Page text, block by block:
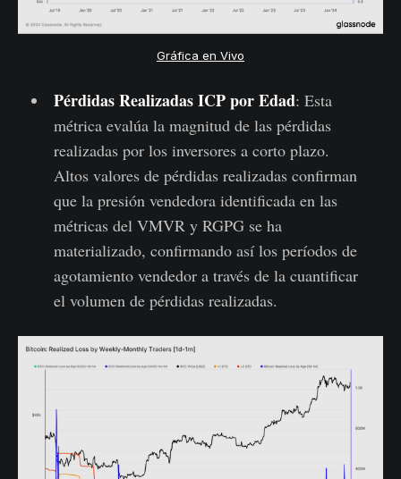
Gráfica en Vivo
Pérdidas Realizadas ICP por Edad: Esta
métrica evalúa la magnitud de las pérdidas
realizadas por los inversores a corto plazo.
Altos valores de pérdidas realizadas confirman
que la presión vendedora identificada en las
métricas del VMVR y RGPG se ha
materializado, confirmando así los períodos de
agotamiento vendedor a través de la cuantificar
el volumen de pérdidas realizadas.